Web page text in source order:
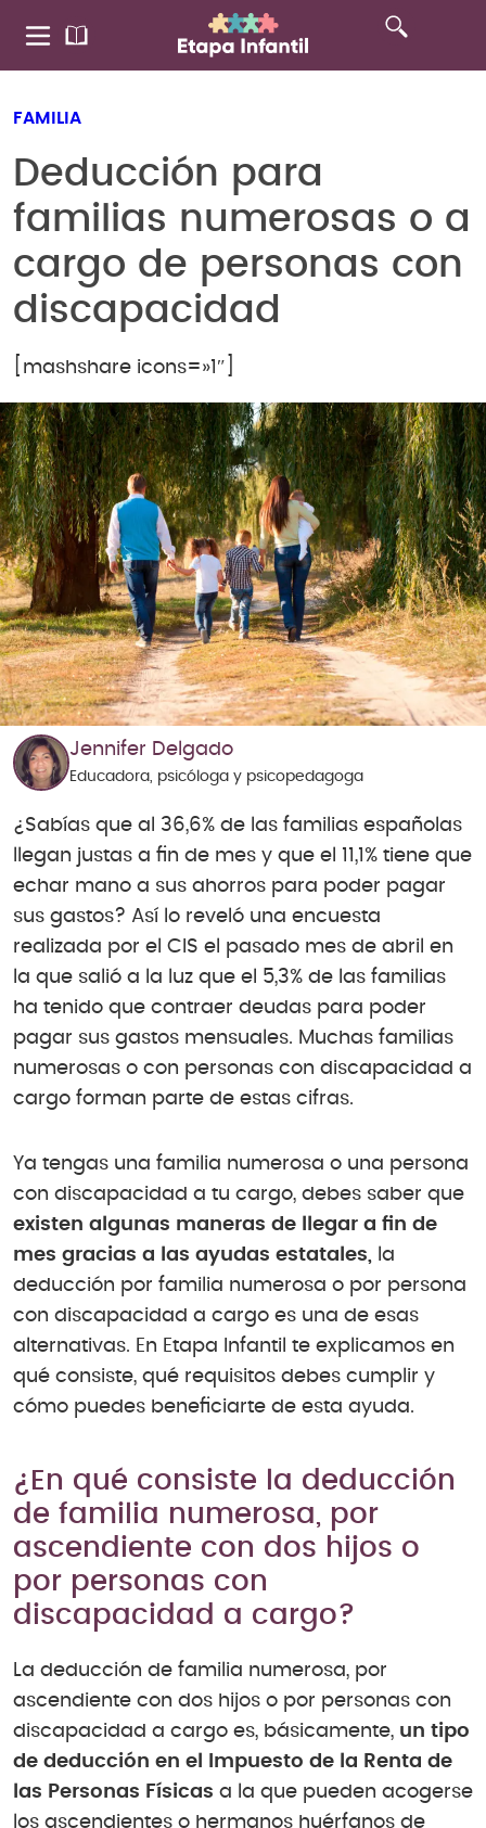
FAMILIA
Deducción para
familias numerosas o a
cargo de personas con
discapacidad
[mashshare icons=»1″]
Jennifer Delgado
Educadora, psicóloga y psicopedagoga
¿Sabías que al 36,6% de las familias españolas
llegan justas a fin de mes y que el 11,1% tiene que
echar mano a sus ahorros para poder pagar
sus gastos? Así lo reveló una encuesta
realizada por el CIS el pasado mes de abril en
la que salió a la luz que el 5,3% de las familias
ha tenido que contraer deudas para poder
pagar sus gastos mensuales. Muchas familias
numerosas o con personas con discapacidad a
cargo forman parte de estas cifras.
Ya tengas una familia numerosa o una persona
con discapacidad a tu cargo, debes saber que
existen algunas maneras de llegar a fin de
mes gracias a las ayudas estatales, la
deducción por familia numerosa o por persona
con discapacidad a cargo es una de esas
alternativas. En Etapa Infantil te explicamos en
qué consiste, qué requisitos debes cumplir y
cómo puedes beneficiarte de esta ayuda.
¿En qué consiste la deducción
de familia numerosa, por
ascendiente con dos hijos o
por personas con
discapacidad a cargo?
La deducción de familia numerosa, por
ascendiente con dos hijos o por personas con
discapacidad a cargo es, básicamente, un tipo
de deducción en el Impuesto de la Renta de
las Personas Físicas a la que pueden acogerse
los ascendientes o hermanos huérfanos de